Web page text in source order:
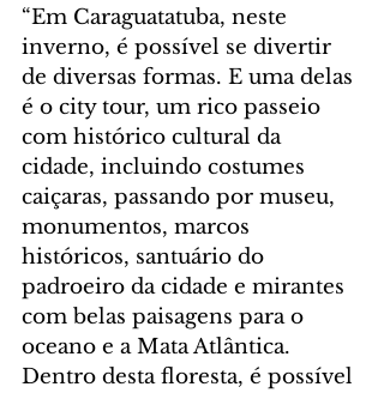
“Em Caraguatatuba, neste
inverno, é possível se divertir
de diversas formas. E uma delas
é o city tour, um rico passeio
com histórico cultural da
cidade, incluindo costumes
caiçaras, passando por museu,
monumentos, marcos
históricos, santuário do
padroeiro da cidade e mirantes
com belas paisagens para o
oceano e a Mata Atlântica.
Dentro desta floresta, é possível